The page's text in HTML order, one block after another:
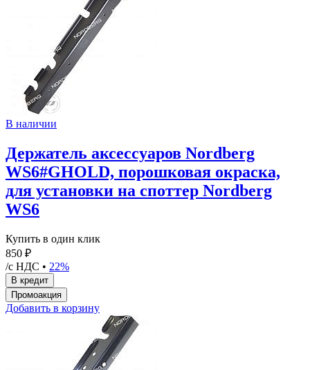
В наличии
Держатель аксессуаров Nordberg
WS6#GHOLD, порошковая окраска,
для установки на споттер Nordberg
WS6
Купить в один клик
850 ₽
/с НДС • 22%
Добавить в корзину